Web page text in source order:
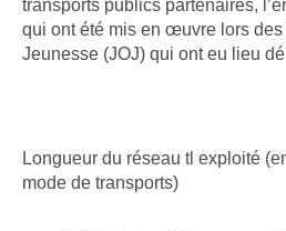
transports publics partenaires,
qui ont été mis en œuvre lors
Jeunesse (JOJ) qui ont eu lieu
Longueur du réseau tl exploité
mode de transports)